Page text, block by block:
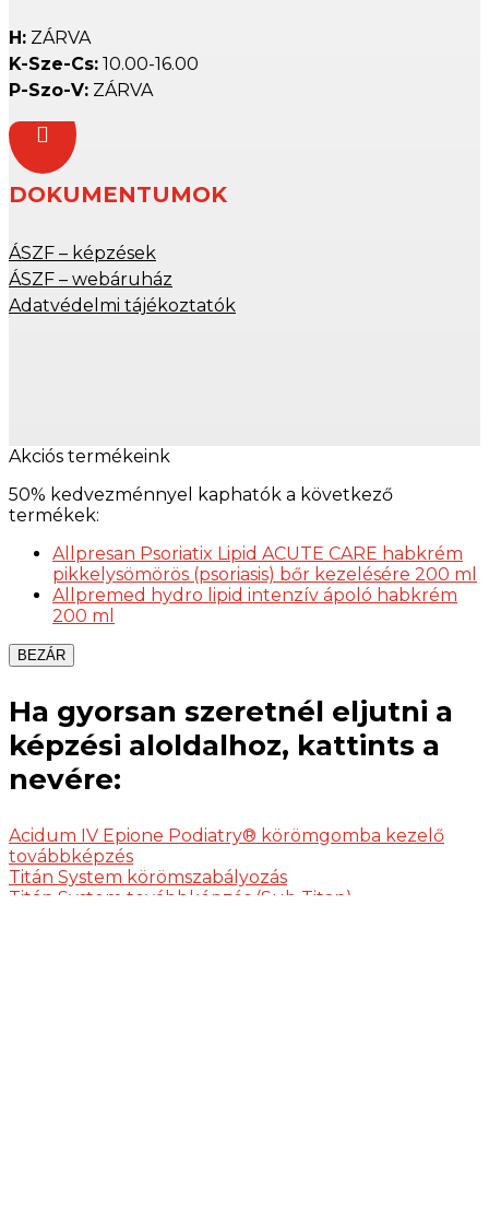
H: ZÁRVA
K-Sze-Cs: 10.00-16.00
P-Szo-V: ZÁRVA

DOKUMENTUMOK
ÁSZF – képzések
ÁSZF – webáruház
Adatvédelmi tájékoztatók
Akciós termékeink
50% kedvezménnyel kaphatók a következő
termékek:
Allpresan Psoriatix Lipid ACUTE CARE habkrém
pikkelysömörös (psoriasis) bőr kezelésére 200 ml
Allpremed hydro lipid intenzív ápoló habkrém
200 ml
BEZÁR
Ha gyorsan szeretnél eljutni a
képzési aloldalhoz, kattints a
nevére:
Acidum IV Epione Podiatry® körömgomba kezelő
továbbképzés
Titán System körömszabályozás
Titán System továbbképzés (Sub Titan)